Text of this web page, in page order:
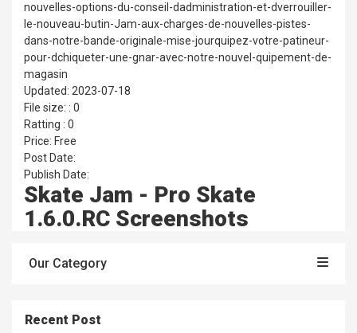
nouvelles-options-du-conseil-dadministration-et-dverrouiller-
le-nouveau-butin-Jam-aux-charges-de-nouvelles-pistes-
dans-notre-bande-originale-mise-jourquipez-votre-patineur-
pour-dchiqueter-une-gnar-avec-notre-nouvel-quipement-de-
magasin
Updated: 2023-07-18
File size: : 0
Ratting : 0
Price: Free
Post Date:
Publish Date:
Skate Jam - Pro Skate
1.6.0.RC Screenshots
Our Category
Recent Post